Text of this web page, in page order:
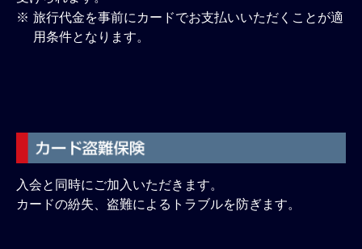
※ 旅行代金を事前にカードでお支払いいただくことが適
用条件となります。
入会と同時にご加入いただきます。
カードの紛失、盗難によるトラブルを防ぎます。